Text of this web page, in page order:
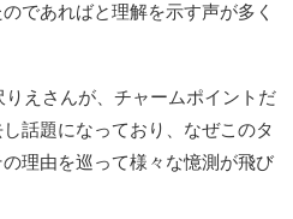
であればと理解を示す声が多く
えさんが、チャームポイントだ
話題になっており、なぜこのタ
理由を巡って様々な憶測が飛び